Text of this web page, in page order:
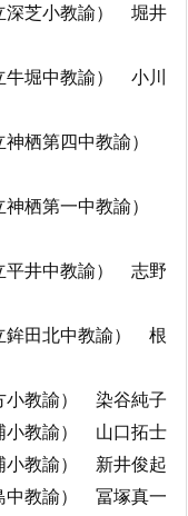
深芝小教諭） 堀井
牛堀中教諭） 小川
神栖第四中教諭）
神栖第一中教諭）
平井中教諭） 志野
鉾田北中教諭） 根
小教諭） 染谷純子
小教諭） 山口拓士
小教諭） 新井俊起
中教諭） 冨塚真一